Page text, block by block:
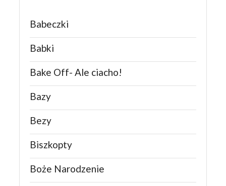
Babeczki
Babki
Bake Off- Ale ciacho!
Bazy
Bezy
Biszkopty
Boże Narodzenie